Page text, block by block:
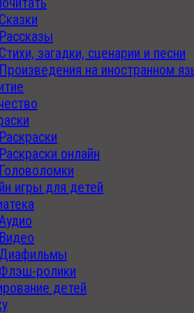
Сказки
Рассказы
Стихи, загадки, сценарии и песни
Произведения на иностранном
Раскраски
Раскраски онлайн
Головоломки
игры для детей
Видео
Диафильмы
Флэш-ролики
детей